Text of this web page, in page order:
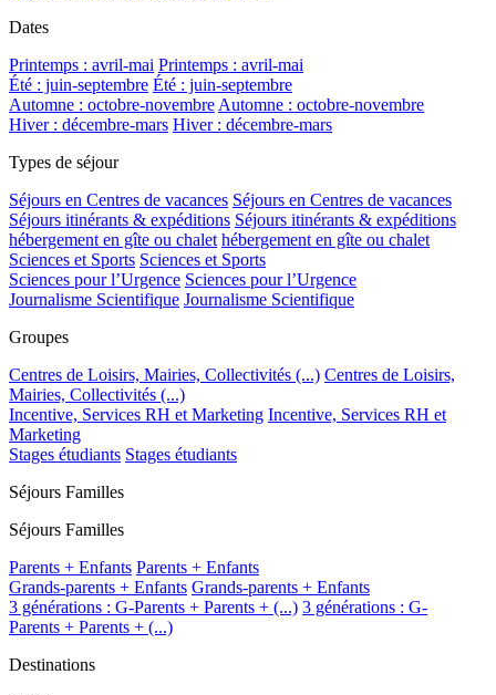
Dates
Printemps : avril-mai Printemps : avril-mai
Été : juin-septembre Été : juin-septembre
Automne : octobre-novembre Automne : octobre-novembre
Hiver : décembre-mars Hiver : décembre-mars
Types de séjour
Séjours en Centres de vacances Séjours en Centres de vacances
Séjours itinérants & expéditions Séjours itinérants & expéditions
hébergement en gîte ou chalet hébergement en gîte ou chalet
Sciences et Sports Sciences et Sports
Sciences pour l’Urgence Sciences pour l’Urgence
Journalisme Scientifique Journalisme Scientifique
Groupes
Centres de Loisirs, Mairies, Collectivités (...) Centres de Loisirs,
Mairies, Collectivités (...)
Incentive, Services RH et Marketing Incentive, Services RH et
Marketing
Stages étudiants Stages étudiants
Séjours Familles
Séjours Familles
Parents + Enfants Parents + Enfants
Grands-parents + Enfants Grands-parents + Enfants
3 générations : G-Parents + Parents + (...) 3 générations : G-
Parents + Parents + (...)
Destinations